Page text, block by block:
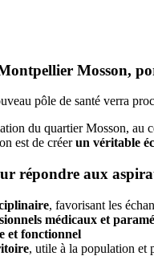
Mosson,
pôle de santé verra
du quartier Mosson, au
est de créerun véritable
répondre aux
, favorisant les
médicaux et
et fonctionnel
, utile à la population et